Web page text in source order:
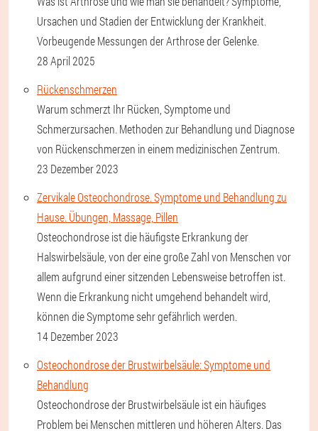
Ursachen und Stadien der Entwicklung der Krankheit.
Vorbeugende Messungen der Arthrose der Gelenke.
28 April 2025
Rückenschmerzen
Warum schmerzt Ihr Rücken, Symptome und
Schmerzursachen. Methoden zur Behandlung und Diagnose
von Rückenschmerzen in einem medizinischen Zentrum.
23 Dezember 2023
Zervikale Osteochondrose. Symptome und Behandlung zu
Hause. Übungen, Massage, Pillen
Osteochondrose ist die häufigste Erkrankung der
Halswirbelsäule, von der eine große Zahl von Menschen vor
allem aufgrund einer sitzenden Lebensweise betroffen ist.
Wenn die Erkrankung nicht umgehend behandelt wird,
können die Symptome sehr gefährlich werden.
14 Dezember 2023
Osteochondrose der Brustwirbelsäule: Symptome und
Behandlung
Osteochondrose der Brustwirbelsäule ist ein häufiges
Problem bei Menschen mittleren und höheren Alters. Das